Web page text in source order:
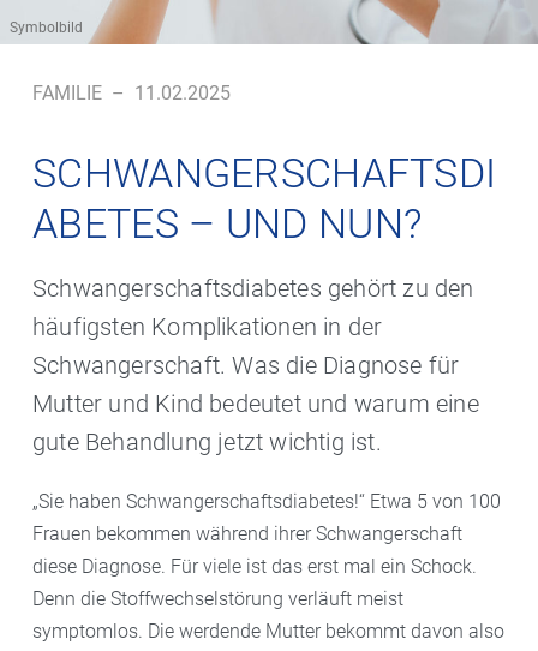
Symbolbild
FAMILIE – 11.02.2025
SCHWANGERSCHAFTSDI
ABETES – UND NUN?
Schwangerschaftsdiabetes gehört zu den
häufigsten Komplikationen in der
Schwangerschaft. Was die Diagnose für
Mutter und Kind bedeutet und warum eine
gute Behandlung jetzt wichtig ist.
„Sie haben Schwangerschaftsdiabetes!“ Etwa 5 von 100
Frauen bekommen während ihrer Schwangerschaft
diese Diagnose. Für viele ist das erst mal ein Schock.
Denn die Stoffwechselstörung verläuft meist
symptomlos. Die werdende Mutter bekommt davon also